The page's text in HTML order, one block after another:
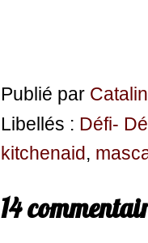
Publié par
Libellés : Défi-
kitchenaid,
14